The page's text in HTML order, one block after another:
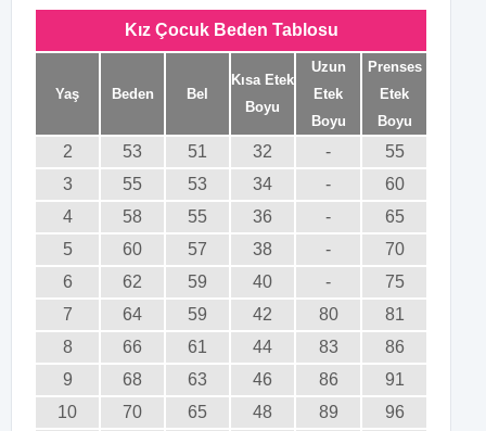
Kız Çocuk Beden Tablosu
Yaş Beden Bel
Kısa Etek
Boyu
Uzun
Etek
Boyu
Prenses
Etek
Boyu
2 53 51 32 -
55
3
55 53 34 -
60
4
58 55 36 -
65
5
60 57 38 -
70
6
62 59 40 -
75
7
64 59 42 80
81
8
66 61 44 83
86
9
68 63 46 86
91
10
70 65 48 89
96